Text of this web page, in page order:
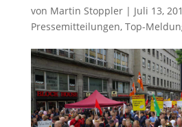
von Martin Stoppler| Juli 13,
Pressemitteilungen, Top-